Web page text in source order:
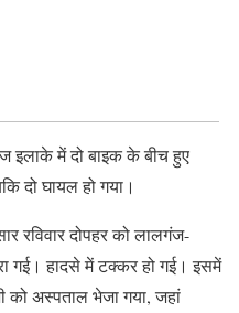
इलाके में दो बाइक के बीच हुए
दो घायल हो गया।
रविवार दोपहर को लालगंज-
गई। हादसे में टक्कर हो गई। इसमें
को अस्पताल भेजा गया, जहां